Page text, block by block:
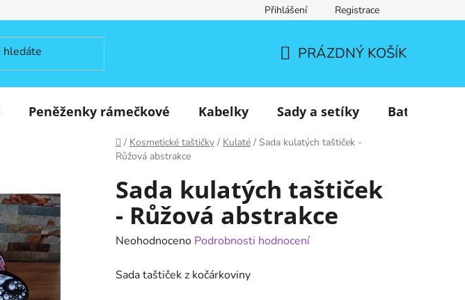
Přihlášení Registrace
KOŠÍK
PRÁZDNÝ KOŠÍK
Peněženky rámečkové Kabelky Sady a setíky Batohy
Domů
/ Kosmetické taštičky / Kulaté / Sada kulatých taštiček -
Růžová abstrakce
Sada kulatých taštiček
- Růžová abstrakce
Průměrné
produktu
Neohodnoceno Podrobnosti hodnocení
Sada taštiček z kočárkoviny